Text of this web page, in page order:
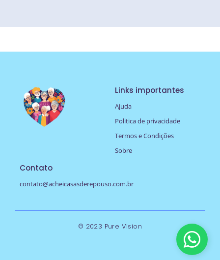
Links importantes
Ajuda
Politica de privacidade
Termos e Condições
Sobre
Contato
contato@acheicasasderepouso.com.br
© 2023 Pure Vision